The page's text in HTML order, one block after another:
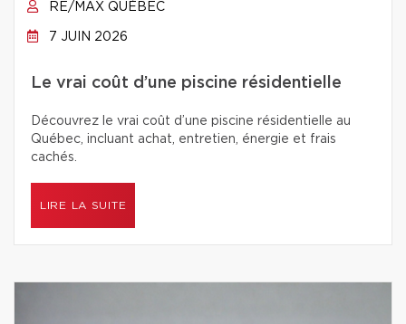
RE/MAX QUÉBEC
7 JUIN 2026
Le vrai coût d’une piscine résidentielle
Découvrez le vrai coût d’une piscine résidentielle au
Québec, incluant achat, entretien, énergie et frais
cachés.
LIRE LA SUITE